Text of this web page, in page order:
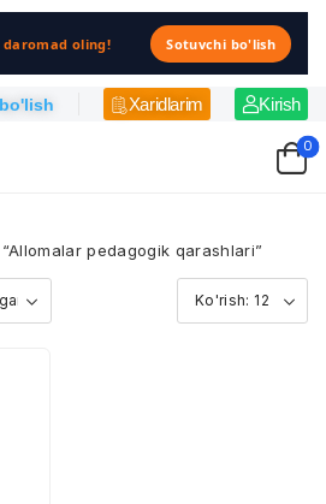
daromad oling! Sotuvchi bo'lish
Xaridlarim Kirish
0
pedagogik qarashlari”